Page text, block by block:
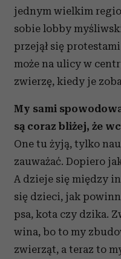
jednym wielkim
sobie lobby
przejął się
może na ulicy w
zwierzę, kiedy je
My sami
są coraz bliżej, że
One tu żyją, tylko
zauważać. Dopiero
A dzieje się między
się dzieci, jak
psa, kota czy dzika.
wina, bo to my
zwierząt, a teraz to